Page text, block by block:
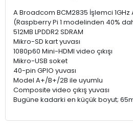
A Broadcom BCM2835 İşlemci 1GHz
(Raspberry Pi 1 modelinden 40%
512MB LPDDR2 SDRAM
Mikro-SD kart yuvası
1080p60 Mini-HDMI video çıkışı
Mikro-USB soket
40-pin GPIO yuvası
Model A+/B+/2B ile uyumlu
Composite video çıkış yuvası
Bugüne kadarki en küçük boyut;